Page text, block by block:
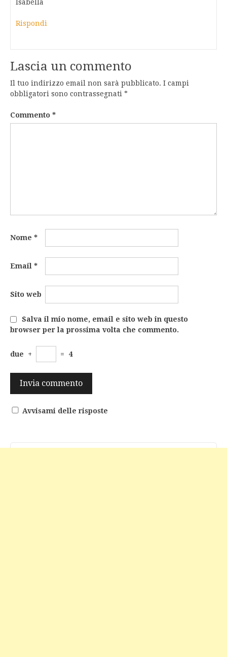
Isabella
Rispondi
Lascia un commento
Il tuo indirizzo email non sarà pubblicato. I campi
obbligatori sono contrassegnati *
Commento *
Nome *
Email *
Sito web
Salva il mio nome, email e sito web in questo
browser per la prossima volta che commento.
due + = 4
Avvisami delle risposte